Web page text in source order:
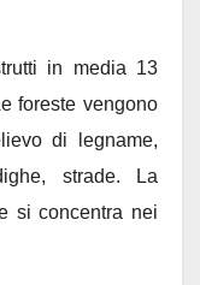
in media 13
foreste vengono
di legname,
strade. La
si concentra nei